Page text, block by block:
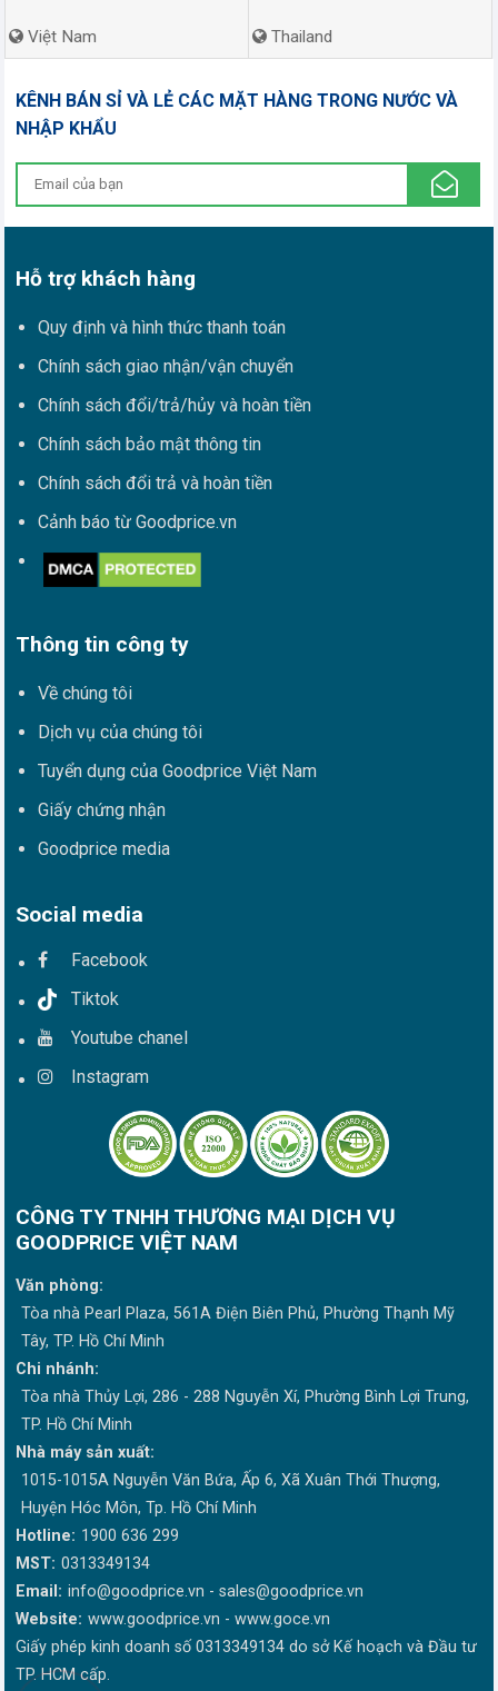
Việt Nam Thailand
KÊNH BÁN SỈ VÀ LẺ CÁC MẶT HÀNG TRONG NƯỚC VÀ
NHẬP KHẨU
Hỗ trợ khách hàng
Quy định và hình thức thanh toán
Chính sách giao nhận/vận chuyển
Chính sách đổi/trả/hủy và hoàn tiền
Chính sách bảo mật thông tin
Chính sách đổi trả và hoàn tiền
Cảnh báo từ Goodprice.vn
Thông tin công ty
Về chúng tôi
Dịch vụ của chúng tôi
Tuyển dụng của Goodprice Việt Nam
Giấy chứng nhận
Goodprice media
Social media
Facebook
Tiktok
Youtube chanel
Instagram
CÔNG TY TNHH THƯƠNG MẠI DỊCH VỤ
GOODPRICE VIỆT NAM
Văn phòng:
Tòa nhà Pearl Plaza, 561A Điện Biên Phủ, Phường Thạnh Mỹ
Tây, TP. Hồ Chí Minh
Chi nhánh:
Tòa nhà Thủy Lợi, 286 - 288 Nguyễn Xí, Phường Bình Lợi Trung,
TP. Hồ Chí Minh
Nhà máy sản xuất:
1015-1015A Nguyễn Văn Bứa, Ấp 6, Xã Xuân Thới Thượng,
Huyện Hóc Môn, Tp. Hồ Chí Minh
Hotline: 1900 636 299
MST: 0313349134
Email: info@goodprice.vn - sales@goodprice.vn
Website: www.goodprice.vn - www.goce.vn
Giấy phép kinh doanh số 0313349134 do sở Kế hoạch và Đầu tư
TP. HCM cấp.